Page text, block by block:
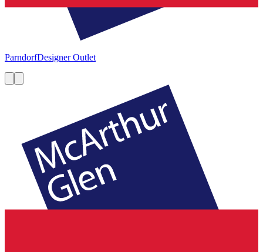
ParndorfDesigner Outlet